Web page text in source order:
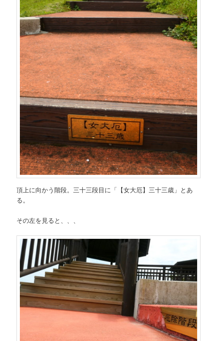
頂上に向かう階段。三十三段目に「【女大厄】三十三歳」とあ
る。
その左を見ると、、、